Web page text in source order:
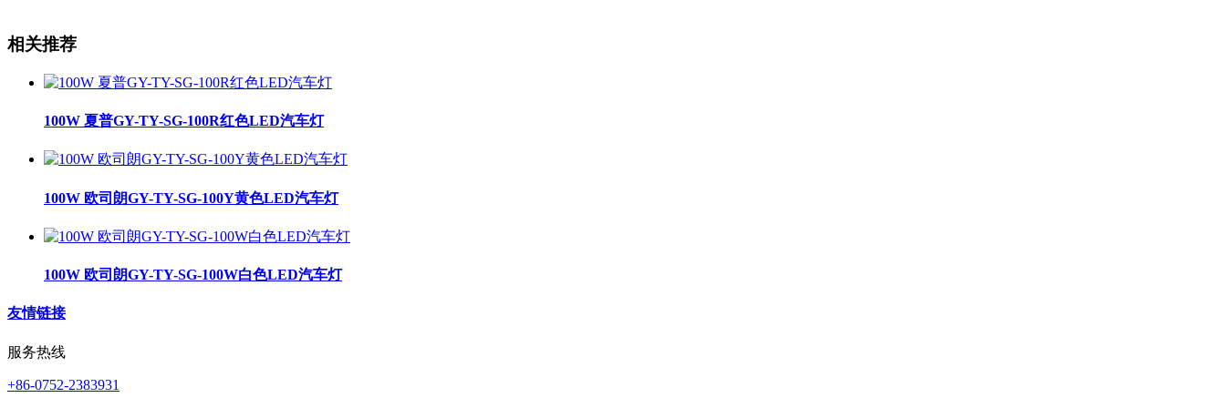
相关推荐
100W 夏普GY-TY-SG-100R红色LED汽车灯
100W 欧司朗GY-TY-SG-100Y黄色LED汽车灯
100W 欧司朗GY-TY-SG-100W白色LED汽车灯
友情链接
服务热线
+86-0752-2383931